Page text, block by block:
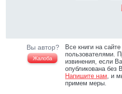
Вы автор?
Жалоба
Все книги на
пользователями.
извинения, если
опубликована без
Напишите нам, и
примем меры.